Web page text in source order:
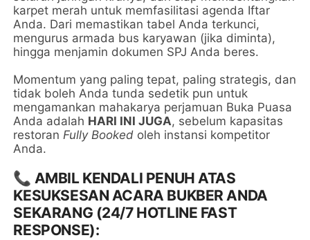
karpet merah untuk memfasilitasi agenda Iftar
Anda. Dari memastikan tabel Anda terkunci,
mengurus armada bus karyawan (jika diminta),
hingga menjamin dokumen SPJ Anda beres.
Momentum yang paling tepat, paling strategis, dan
tidak boleh Anda tunda sedetik pun untuk
mengamankan mahakarya perjamuan Buka Puasa
Anda adalah HARI INI JUGA, sebelum kapasitas
restoranFully Booked oleh instansi kompetitor
Anda.
📞 AMBIL KENDALI PENUH ATAS
KESUKSESAN ACARA BUKBER ANDA
SEKARANG (24/7 HOTLINE FAST
RESPONSE):